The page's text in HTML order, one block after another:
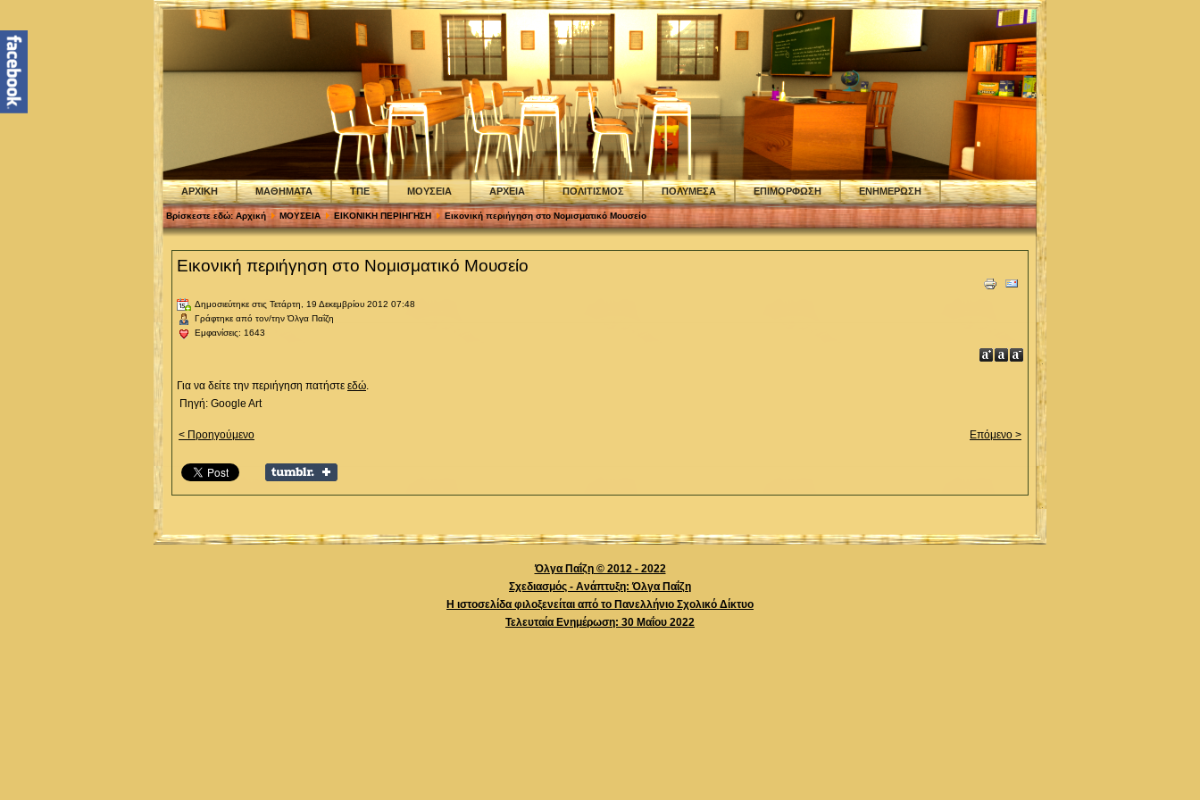
ΑΡΧΙΚΗ ΜΑΘΗΜΑΤΑ ΤΠΕ ΜΟΥΣΕΙΑ ΑΡΧΕΙΑ ΠΟΛΙΤΙΣΜΟΣ ΠΟΛΥΜΕΣΑ ΕΠΙΜΟΡΦΩΣΗ ΕΝΗΜΕΡΩΣΗ
Βρίσκεστε εδώ: Αρχική ΜΟΥΣΕΙΑ ΕΙΚΟΝΙΚΗ ΠΕΡΙΗΓΗΣΗ Εικονική περιήγηση στο Νομισματικό Μουσείο
Εικονική περιήγηση στο Νομισματικό Μουσείο
Δημοσιεύτηκε στις Τετάρτη, 19 Δεκεμβρίου 2012 07:48
Γράφτηκε από τον/την Όλγα Παΐζη
Εμφανίσεις: 1643
Για να δείτε την περιήγηση πατήστε εδώ.
Πηγή: Google Art
< Προηγούμενο Επόμενο >
Όλγα Παΐζη © 2012 - 2022
Σχεδιασμός - Ανάπτυξη: Όλγα Παΐζη
Η ιστοσελίδα φιλοξενείται από το Πανελλήνιο Σχολικό Δίκτυο
Τελευταία Ενημέρωση: 30 Mαΐου 2022